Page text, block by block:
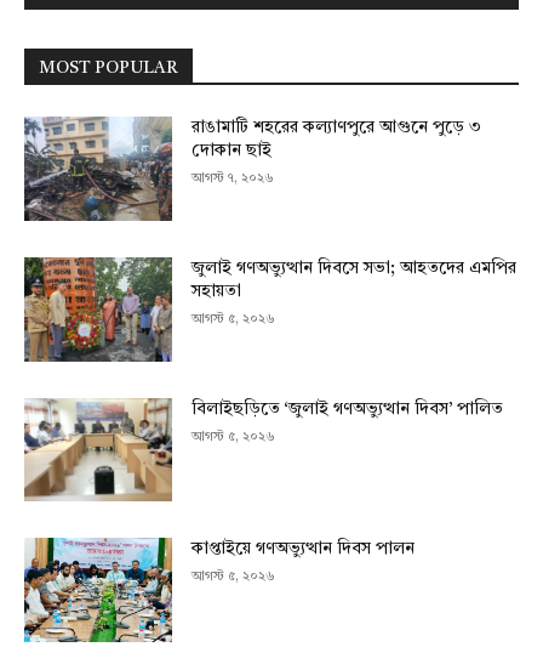
MOST POPULAR
রাঙামাটি শহরের কল্যাণপুরে আগুনে পুড়ে ৩
দোকান ছাই
আগস্ট ৭, ২০২৬
জুলাই গণঅভ্যুত্থান দিবসে সভা; আহতদের এমপির
সহায়তা
আগস্ট ৫, ২০২৬
বিলাইছড়িতে ‘জুলাই গণঅভ্যুত্থান দিবস’ পালিত
আগস্ট ৫, ২০২৬
কাপ্তাইয়ে গণঅভ্যুত্থান দিবস পালন
আগস্ট ৫, ২০২৬